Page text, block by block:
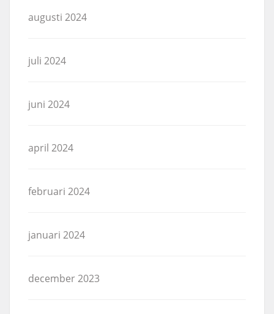
augusti 2024
juli 2024
juni 2024
april 2024
februari 2024
januari 2024
december 2023